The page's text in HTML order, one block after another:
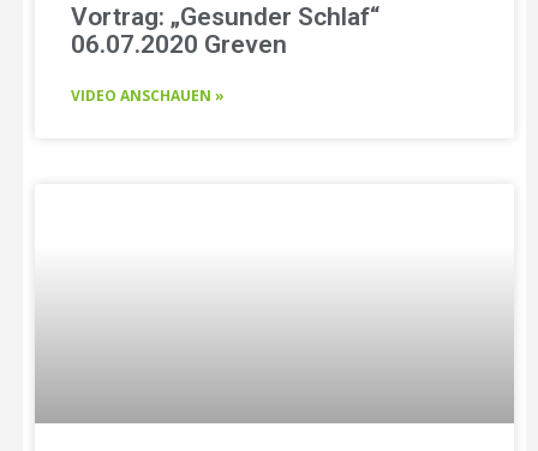
Vortrag: „Gesunder Schlaf“
06.07.2020 Greven
VIDEO ANSCHAUEN »